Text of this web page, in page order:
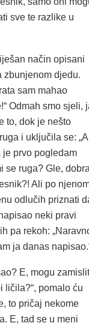
sve te razlike u
način opisani
zbunjenom djedu.
sam mahao
Odmah smo sjeli,
to, dok je nešto
i uključila se:
je prvo pogledam
se ruga? Gle,
Ali po
odlučih priznati
neki pravi
pa rekoh:
ja danas
E, mogu
ličila?“, pomalo ću
to pričaj nekome
E, tad se u meni